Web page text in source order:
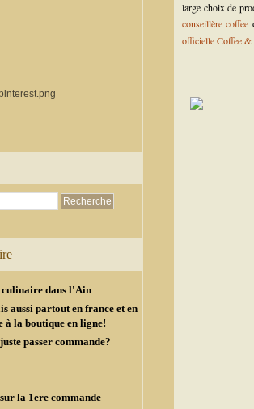
culinaire dans l'Ain
aussi partout en france et en
à la boutique en ligne!
passer commande?
la 1ere commande
large choix de
conseillère coffee
officielle Coffee &